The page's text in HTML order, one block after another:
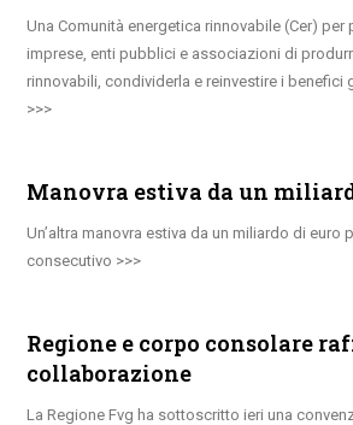
Una Comunità energetica rinnovabile (Cer) per
imprese, enti pubblici e associazioni di
rinnovabili, condividerla e reinvestire i benefici
Manovra estiva da un
Un’altra manovra estiva da un miliardo di euro
consecutivo
Regione e corpo consolare
collaborazione
La Regione Fvg ha sottoscritto ieri una